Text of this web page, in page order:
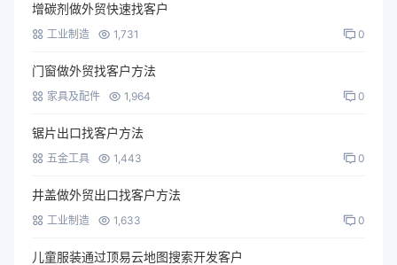
增碳剂做外贸快速找客户
工业制造 1,731 0
门窗做外贸找客户方法
家具及配件 1,964 0
锯片出口找客户方法
五金工具 1,443 0
井盖做外贸出口找客户方法
工业制造 1,633 0
儿童服装通过顶易云地图搜索开发客户